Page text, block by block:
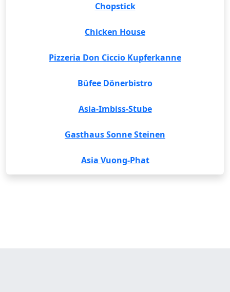
Chopstick
Chicken House
Pizzeria Don Ciccio Kupferkanne
Büfee Dönerbistro
Asia-Imbiss-Stube
Gasthaus Sonne Steinen
Asia Vuong-Phat